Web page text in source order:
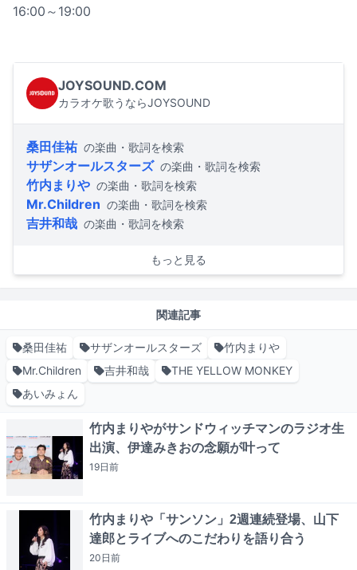
16:00～19:00
JOYSOUND.COM
カラオケ歌うならJOYSOUND
桑田佳祐 の楽曲・歌詞を検索
サザンオールスターズ の楽曲・歌詞を検索
竹内まりや の楽曲・歌詞を検索
Mr.Children の楽曲・歌詞を検索
吉井和哉 の楽曲・歌詞を検索
もっと見る
関連記事
桑田佳祐 サザンオールスターズ
竹内まりや
Mr.Children
吉井和哉
THE YELLOW MONKEY
あいみょん
竹内まりやがサンドウィッチマンのラジオ生
出演、伊達みきおの念願が叶って
19日前
竹内まりや「サンソン」2週連続登場、山下
達郎とライブへのこだわりを語り合う
20日前